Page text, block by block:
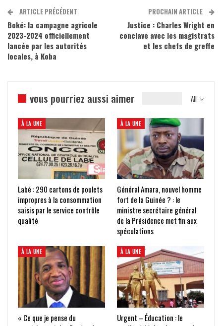
ARTICLE PRÉCÉDENT
Boké: la campagne agricole
2023-2024 officiellement
lancée par les autorités
locales, à Koba
PROCHAIN ARTICLE
Justice : Charles Wright en
conclave avec les magistrats
et les chefs de greffe
All
vous pourriez aussi aimer
À LA UNE
Labé : 290 cartons de poulets
impropres à la consommation
saisis par le service contrôle
qualité
À LA UNE
Général Amara, nouvel homme
fort de la Guinée ? : le
ministre secrétaire général
de la Présidence met fin aux
spéculations
À LA UNE
« Ce que je pense du
À LA UNE
Urgent – Éducation : le